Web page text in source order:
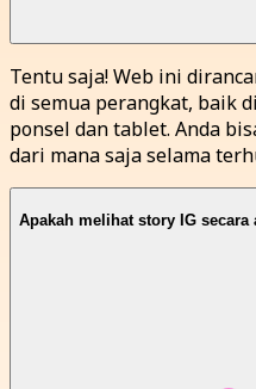
Tentu saja! Web ini
di semua perangkat, baik
ponsel dan tablet. Anda
dari mana saja selama
Apakah melihat story IG